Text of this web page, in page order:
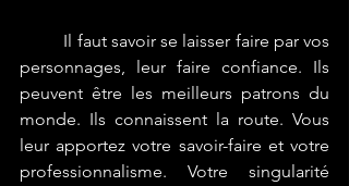
personnages, leur faire confiance. Ils
peuvent être les meilleurs patrons du
monde. Ils connaissent la route. Vous
leur apportez votre savoir-faire et votre
professionnalisme. Votre singularité